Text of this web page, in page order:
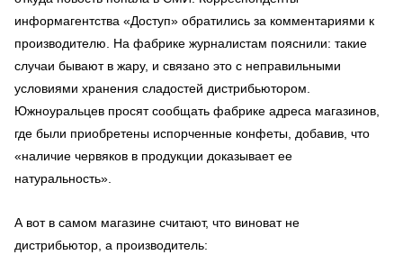
информагентства «Доступ» обратились за комментариями к
производителю. На фабрике журналистам пояснили: такие
случаи бывают в жару, и связано это с неправильными
условиями хранения сладостей дистрибьютором.
Южноуральцев просят сообщать фабрике адреса магазинов,
где были приобретены испорченные конфеты, добавив, что
«наличие червяков в продукции доказывает ее
натуральность».
А вот в самом магазине считают, что виноват не
дистрибьютор, а производитель: